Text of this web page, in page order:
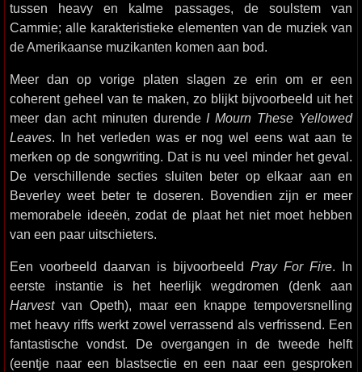
tussen heavy en kalme passages, de soulstem van
Cammie; alle karakteristieke elementen van de muziek van
de Amerikaanse muzikanten komen aan bod.
Meer dan op vorige platen slagen ze erin om er een
coherent geheel van te maken, zo blijkt bijvoorbeeld uit het
meer dan acht minuten durende I Mourn These Yellowed
Leaves. In het verleden was er nog wel eens wat aan te
merken op de songwriting. Dat is nu veel minder het geval.
De verschillende secties sluiten beter op elkaar aan en
Beverley weet beter te doseren. Bovendien zijn er meer
memorabele ideeën, zodat de plaat het niet moet hebben
van een paar uitschieters.
Een voorbeeld daarvan is bijvoorbeeld Pray For Fire. In
eerste instantie is het heerlijk wegdromen (denk aan
Harvestvan Opeth), maar een knappe tempoversnelling
met heavy riffs werkt zowel verrassend als verfrissend. Een
fantastische vondst. De overgangen in de tweede helft
(eentje naar een blastsectie en een naar een gesproken